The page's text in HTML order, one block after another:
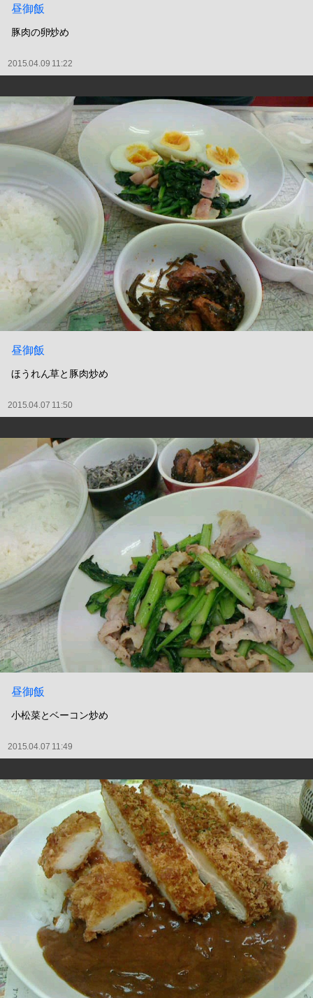
昼御飯
豚肉の卵炒め
2015.04.09 11:22
昼御飯
ほうれん草と豚肉炒め
2015.04.07 11:50
昼御飯
小松菜とベーコン炒め
2015.04.07 11:49